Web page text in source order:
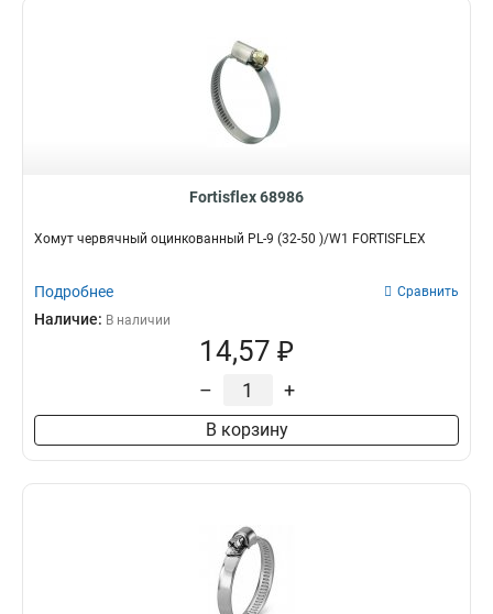
Fortisflex 68986
Хомут червячный оцинкованный PL-9 (32-50 )/W1 FORTISFLEX
Подробнее Сравнить
Наличие: В наличии
14,57 ₽
– +
В корзину